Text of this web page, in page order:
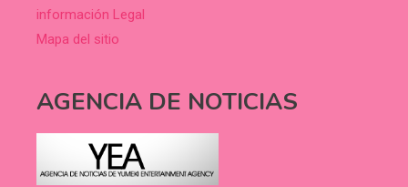
información Legal
Mapa del sitio
AGENCIA DE NOTICIAS